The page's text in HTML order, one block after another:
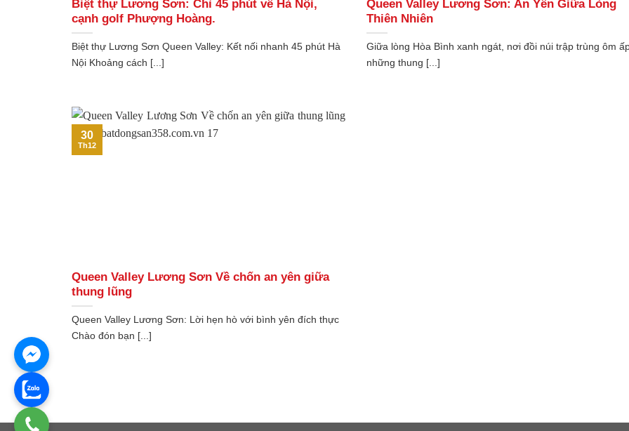
Biệt thự Lương Sơn: Chỉ 45 phút về Hà Nội,
cạnh golf Phượng Hoàng.
Biệt thự Lương Sơn Queen Valley: Kết nối nhanh 45 phút Hà
Nội Khoảng cách [...]
Queen Valley Lương Sơn: An Yên Giữa Lòng
Thiên Nhiên
Giữa lòng Hòa Bình xanh ngát, nơi đồi núi trập trùng ôm
những thung [...]
Queen Valley Lương Sơn Về chốn an yên giữa
thung lũng
Queen Valley Lương Sơn: Lời hẹn hò với bình yên đích thực
Chào đón bạn [...]
30
Th12